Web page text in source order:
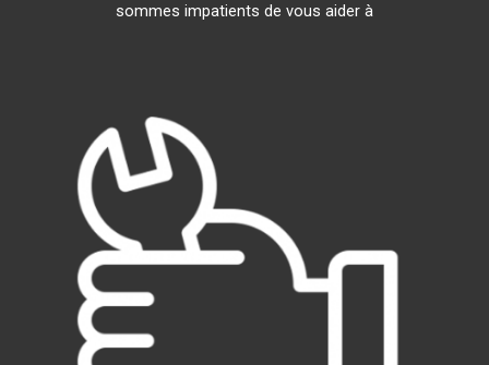
sommes impatients de vous aider à